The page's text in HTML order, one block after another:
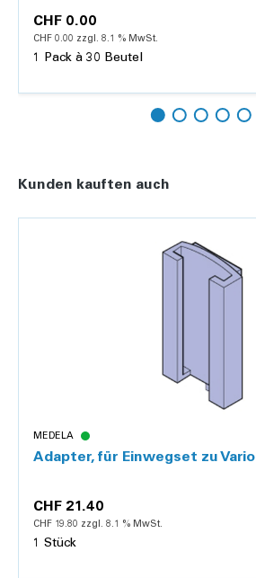
CHF 0.00
CHF 0.00 zzgl. 8.1 % MwSt.
1 Pack à 30 Beutel
Kunden kauften auch
MEDELA
Adapter, für Einwegset zu Vario
CHF 21.40
CHF 19.80 zzgl. 8.1 % MwSt.
1 Stück